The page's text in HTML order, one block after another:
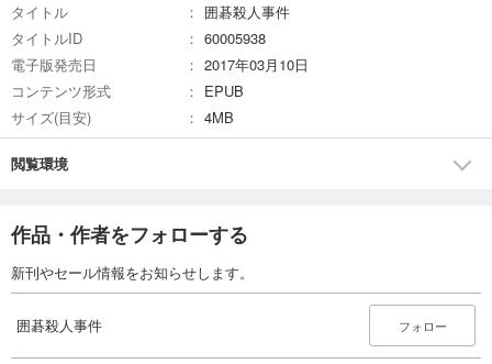
タイトル
囲碁殺人事件
タイトルID
60005938
電子版発売日
2017年03月10日
コンテンツ形式
EPUB
サイズ(目安)
4MB
閲覧環境
作品・作者をフォローする
新刊やセール情報をお知らせします。
囲碁殺人事件 フォロー